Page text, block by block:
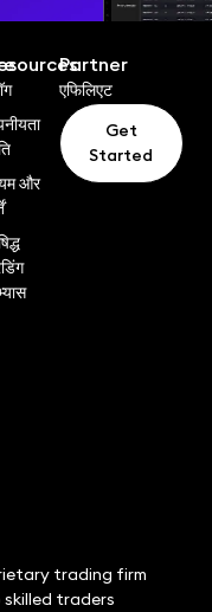
और
Partner
एफिलिएट
Get
Started
trading firm
traders